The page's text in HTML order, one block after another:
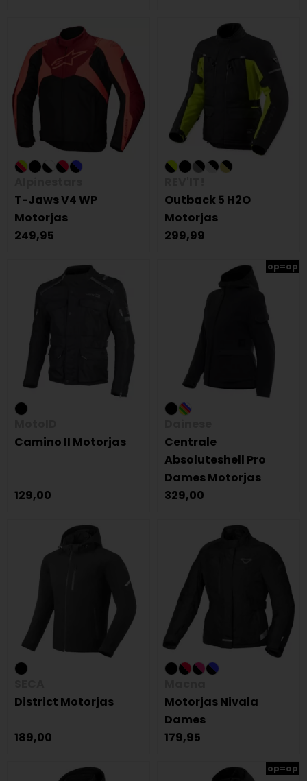
T-Jaws V4 WP
Motorjas
249,95
Outback 5 H2O
Motorjas
299,99
Camino II Motorjas
129,00
op=op
Centrale
Absoluteshell Pro
Dames Motorjas
329,00
District Motorjas
189,00
Motorjas Nivala
Dames
179,95
op=op